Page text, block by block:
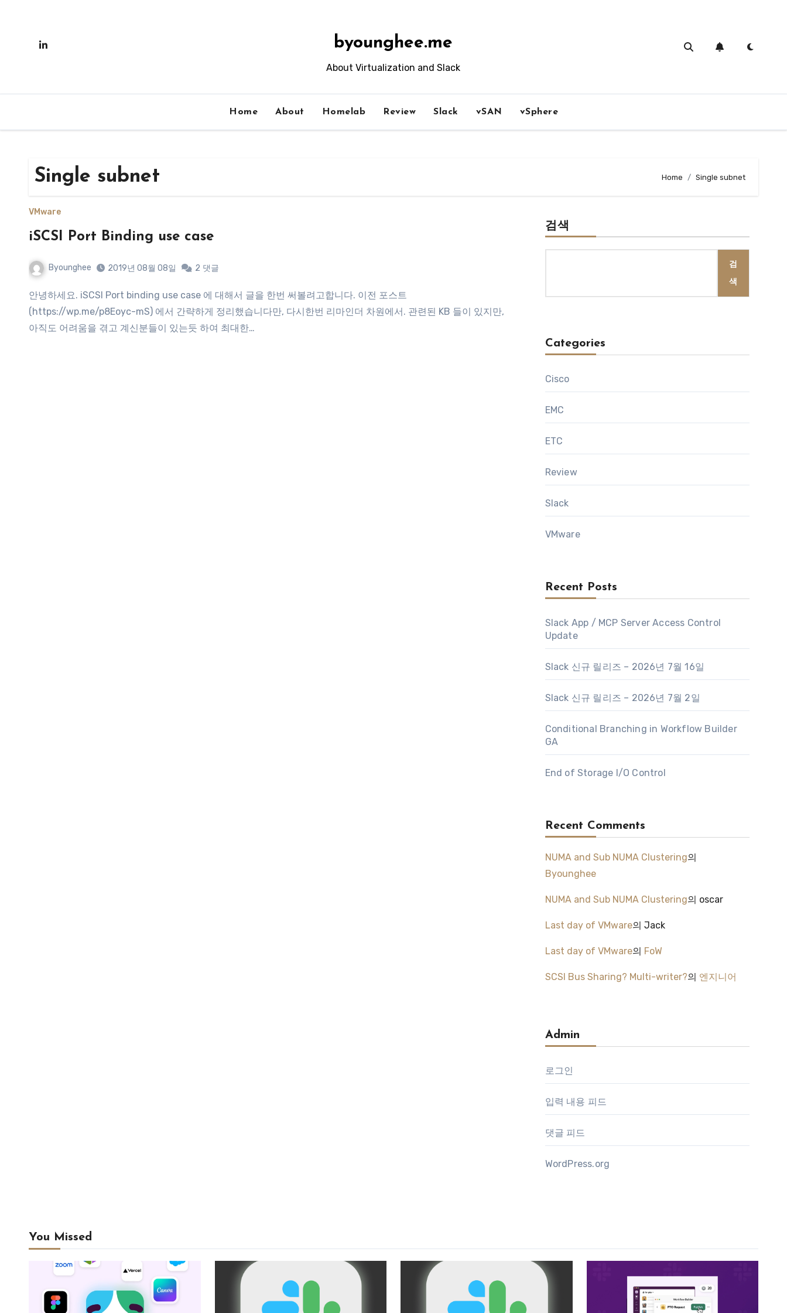
byounghee.me
About Virtualization and Slack
Home About Homelab Review Slack vSAN vSphere
Single subnet Home Single subnet
VMware
iSCSI Port Binding use case
Byounghee 2019년 08월 08일 2 댓글
안녕하세요. iSCSI Port binding use case 에 대해서 글을 한번 써볼려고합니다. 이전 포스트
(https://wp.me/p8Eoyc-mS) 에서 간략하게 정리했습니다만, 다시한번 리마인더 차원에서. 관련된 KB 들이 있지만,
아직도 어려움을 겪고 계신분들이 있는듯 하여 최대한…
검색
검
색
Categories
Cisco
EMC
ETC
Review
Slack
VMware
Recent Posts
Slack App / MCP Server Access Control
Update
Slack 신규 릴리즈 – 2026년 7월 16일
Slack 신규 릴리즈 – 2026년 7월 2일
Conditional Branching in Workflow Builder
GA
End of Storage I/O Control
Recent Comments
NUMA and Sub NUMA Clustering의
Byounghee
NUMA and Sub NUMA Clustering의 oscar
Last day of VMware의 Jack
Last day of VMware의 FoW
SCSI Bus Sharing? Multi-writer?의 엔지니어
Admin
로그인
입력 내용 피드
댓글 피드
WordPress.org
You Missed